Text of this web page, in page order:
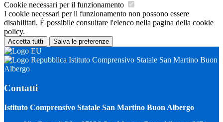
Cookie necessari per il funzionamento
I cookie necessari per il funzionamento non possono essere
disabilitati. È possibile consultare l'elenco nella pagina della cookie
policy.
Accetta tutti Salva le preferenze
Istituto Comprensivo Statale San Martino Buon
Albergo
Contatti
Istituto Comprensivo Statale San Martino Buon Albergo